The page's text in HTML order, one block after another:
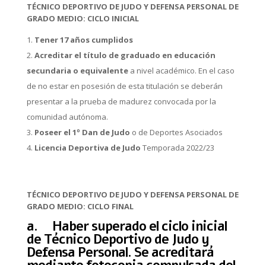
TÉCNICO DEPORTIVO DE JUDO Y DEFENSA PERSONAL DE
GRADO MEDIO: CICLO INICIAL
Tener 17 años cumplidos
Acreditar el título de graduado en educación
secundaria o equivalentea nivel académico. En el caso
de no estar en posesión de esta titulación se deberán
presentar a la prueba de madurez convocada por la
comunidad autónoma.
Poseer el 1º Dan de Judo o de Deportes Asociados
Licencia Deportiva de Judo Temporada 2022/23
TÉCNICO DEPORTIVO DE JUDO Y DEFENSA PERSONAL DE
GRADO MEDIO: CICLO FINAL
a. Haber superado el ciclo inicial
de Técnico Deportivo de Judo y
Defensa Personal. Se acreditará